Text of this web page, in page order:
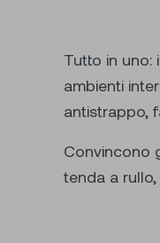
Tutto in uno:
ambienti
antistrappo,
Convincono
tenda a